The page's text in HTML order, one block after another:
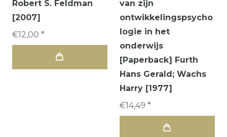
Robert S. Feldman
[2007]
€12,00 *
van zijn
ontwikkelingspsycho
logie in het
onderwijs
[Paperback] Furth
Hans Gerald; Wachs
Harry [1977]
€14,49 *